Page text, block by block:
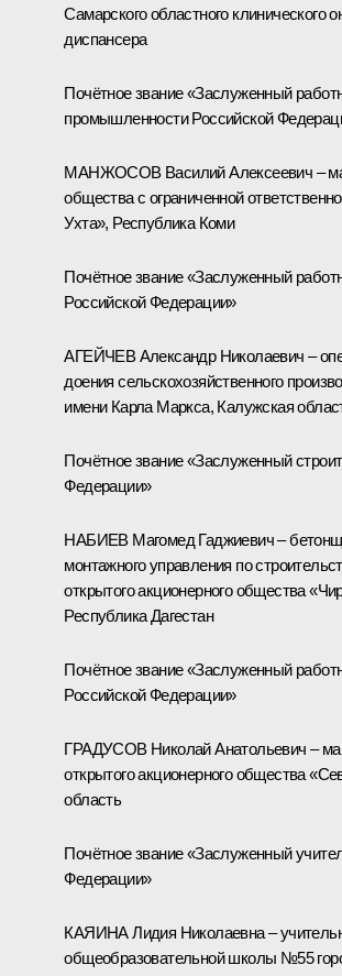
Самарского областного клинического
диспансера
Почётное звание «Заслуженный
промышленности Российской
МАНЖОСОВ Василий Алексеевич –
общества с ограниченной
Ухта», Республика Коми
Почётное звание «Заслуженный
Российской Федерации»
АГЕЙЧЕВ Александр Николаевич –
доения сельскохозяйственного
имени Карла Маркса, Калужская
Почётное звание «Заслуженный
Федерации»
НАБИЕВ Магомед Гаджиевич –
монтажного управления по
открытого акционерного общества
Республика Дагестан
Почётное звание «Заслуженный
Российской Федерации»
ГРАДУСОВ Николай Анатольевич –
открытого акционерного общества
область
Почётное звание «Заслуженный
Федерации»
КАЯИНА Лидия Николаевна –
общеобразовательной школы №55